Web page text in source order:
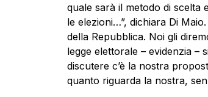
quale sarà il metodo di scelta
le elezioni…”, dichiara Di
della Repubblica. Noi gli
legge elettorale – evidenzia –
discutere c’è la nostra
quanto riguarda la nostra,